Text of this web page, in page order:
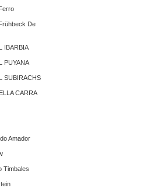
De
IBARBIA
PUYANA
SUBIRACHS
CARRA
Amador
Timbales